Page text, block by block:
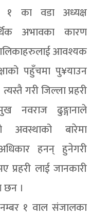
१ का वडा अध्यक्ष
अभावका कारण
आवश्यक
पहुँचमा पु¥याउन
गरी जिल्ला प्रहरी
नवराज ढुङ्गानाले
अवस्थाको बारेमा
हनन् हुनेगरी
प्रहरी लाई जानकारी
छन ।
१ वाल संजालका